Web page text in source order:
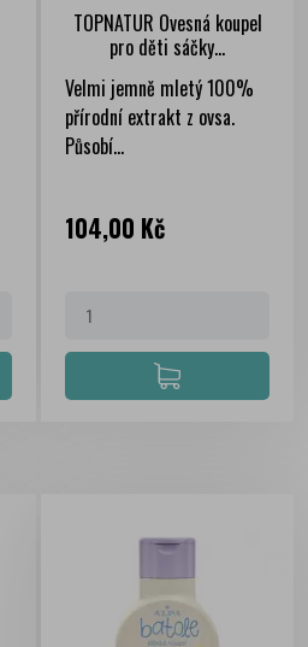
TOPNATUR Ovesná koupel
pro děti sáčky...
Velmi jemně mletý 100%
přírodní extrakt z ovsa.
Působí...
Cena
104,00 Kč